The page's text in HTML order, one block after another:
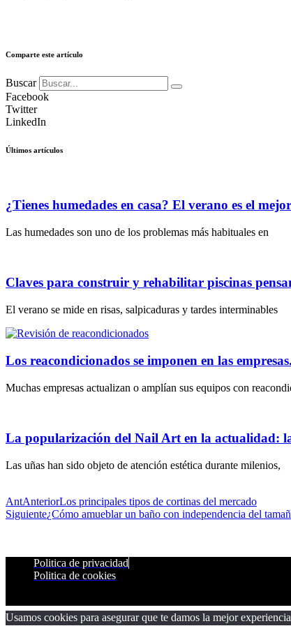
Comparte este artículo
Buscar
Facebook
Twitter
LinkedIn
Últimos artículos
¿Tienes humedades en casa? El verano es el
Las humedades son uno de los problemas más habituales en
Claves para construir y rehabilitar piscinas
El verano se mide en risas, salpicaduras y tardes interminables
Los reacondicionados se imponen en las empresas.
Muchas empresas actualizan o amplían sus equipos con
La popularización del Nail Art en la actualidad:
Las uñas han sido objeto de atención estética durante milenios,
AntAnteriorLos principales tipos de cortinas del mercado
Siguiente¿Cómo amueblar un baño con independencia del
Politica de privacidad
Politica de cookies
Usamos cookies para asegurar que te damos la mejor